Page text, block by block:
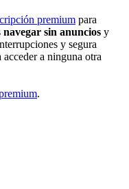
premium para
navegar sin anuncios y
y segura
acceder a ninguna otra
.